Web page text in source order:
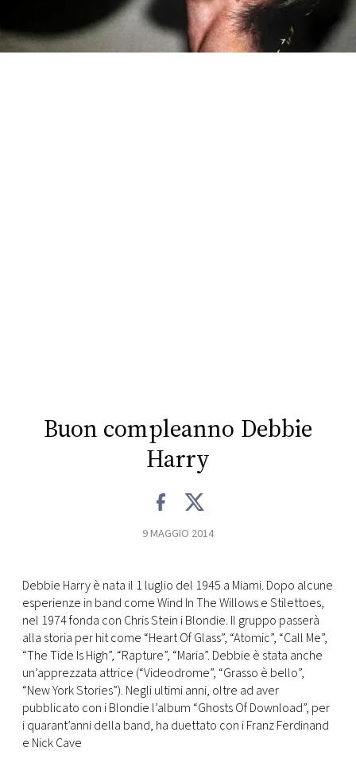
FOTO
Buon compleanno Debbie
Harry
9 MAGGIO 2014
Debbie Harry è nata il 1 luglio del 1945 a Miami. Dopo alcune
esperienze in band come Wind In The Willows e Stilettoes,
nel 1974 fonda con Chris Stein i Blondie. Il gruppo passerà
alla storia per hit come “Heart Of Glass”, “Atomic”, “Call Me”,
“The Tide Is High”, “Rapture”, “Maria”. Debbie è stata anche
un’apprezzata attrice (“Videodrome”, “Grasso è bello”,
“New York Stories”). Negli ultimi anni, oltre ad aver
pubblicato con i Blondie l’album “Ghosts Of Download”, per
i quarant’anni della band, ha duettato con i Franz Ferdinand
e Nick Cave